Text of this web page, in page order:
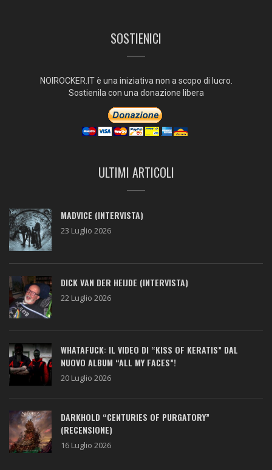
SOSTIENICI
NOIROCKER.IT è una iniziativa non a scopo di lucro.
Sostienila con una donazione libera
ULTIMI ARTICOLI
MADVICE (INTERVISTA)
23 Luglio 2026
DICK VAN DER HEIJDE (INTERVISTA)
22 Luglio 2026
WHATAFUCK: IL VIDEO DI “KISS OF KERATIS” DAL
NUOVO ALBUM “ALL MY FACES”!
20 Luglio 2026
DARKHOLD “CENTURIES OF PURGATORY”
(RECENSIONE)
16 Luglio 2026